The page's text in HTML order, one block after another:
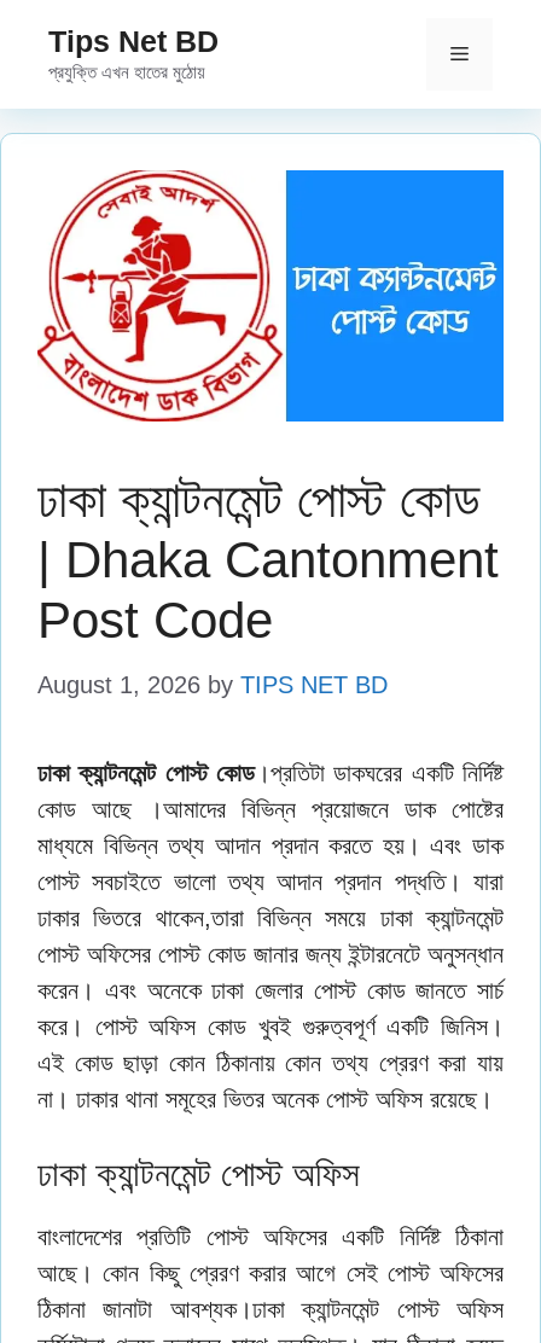
content
Tips Net BD
প্রযুক্তি এখন হাতের মুঠোয়
Menu
ঢাকা ক্যান্টনমেন্ট পোস্ট কোড
| Dhaka Cantonment
Post Code
August 1, 2026 by TIPS NET BD
ঢাকা ক্যান্টনমেন্ট পোস্ট কোড।প্রতিটা ডাকঘরের একটি নির্দিষ্ট
কোড আছে ।আমাদের বিভিন্ন প্রয়োজনে ডাক পোষ্টের
মাধ্যমে বিভিন্ন তথ্য আদান প্রদান করতে হয়। এবং ডাক
পোস্ট সবচাইতে ভালো তথ্য আদান প্রদান পদ্ধতি। যারা
ঢাকার ভিতরে থাকেন,তারা বিভিন্ন সময়ে ঢাকা ক্যান্টনমেন্ট
পোস্ট অফিসের পোস্ট কোড জানার জন্য ইন্টারনেটে অনুসন্ধান
করেন। এবং অনেকে ঢাকা জেলার পোস্ট কোড জানতে সার্চ
করে। পোস্ট অফিস কোড খুবই গুরুত্বপূর্ণ একটি জিনিস।
এই কোড ছাড়া কোন ঠিকানায় কোন তথ্য প্রেরণ করা যায়
না। ঢাকার থানা সমূহের ভিতর অনেক পোস্ট অফিস রয়েছে।
ঢাকা ক্যান্টনমেন্ট পোস্ট অফিস
বাংলাদেশের প্রতিটি পোস্ট অফিসের একটি নির্দিষ্ট ঠিকানা
আছে। কোন কিছু প্রেরণ করার আগে সেই পোস্ট অফিসের
ঠিকানা জানাটা আবশ্যক।ঢাকা ক্যান্টনমেন্ট পোস্ট অফিস